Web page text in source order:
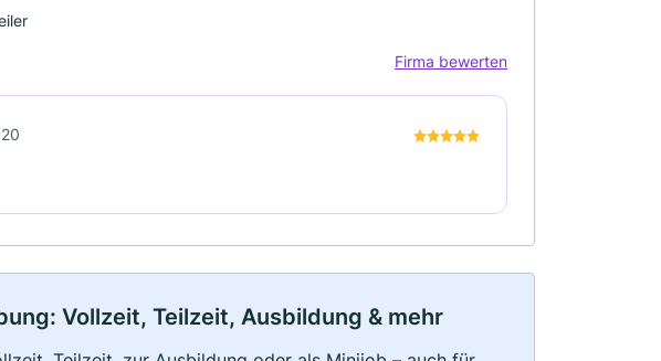
Firma bewerten
Vollzeit, Teilzeit, Ausbildung & mehr